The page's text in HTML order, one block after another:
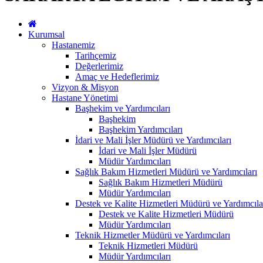
Kurumsal
Hastanemiz
Tarihçemiz
Değerlerimiz
Amaç ve Hedeflerimiz
Vizyon & Misyon
Hastane Yönetimi
Başhekim ve Yardımcıları
Başhekim
Başhekim Yardımcıları
İdari ve Mali İşler Müdürü ve Yardımcıları
İdari ve Mali İşler Müdürü
Müdür Yardımcıları
Sağlık Bakım Hizmetleri Müdürü ve Yardımcıları
Sağlık Bakım Hizmetleri Müdürü
Müdür Yardımcıları
Destek ve Kalite Hizmetleri Müdürü ve
Destek ve Kalite Hizmetleri Müdürü
Müdür Yardımcıları
Teknik Hizmetler Müdürü ve Yardımcıları
Teknik Hizmetleri Müdürü
Müdür Yardımcıları